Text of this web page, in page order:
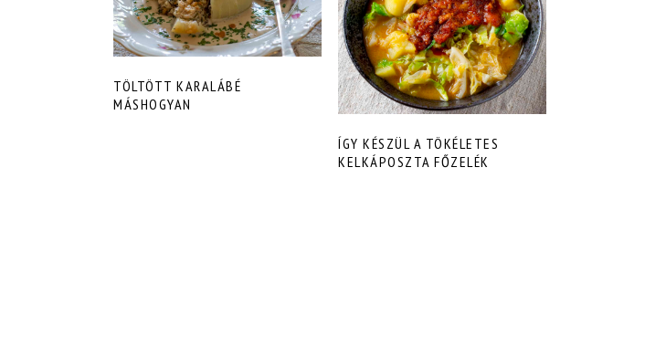
TÖLTÖTT KARALÁBÉ
MÁSHOGYAN
ÍGY KÉSZÜL A TÖKÉLETES
KELKÁPOSZTA FŐZELÉK